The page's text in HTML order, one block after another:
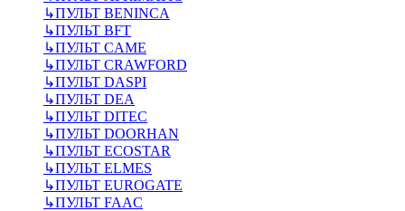
↳ПУЛЬТ BENINCA
↳ПУЛЬТ BFT
↳ПУЛЬТ CAME
↳ПУЛЬТ CRAWFORD
↳ПУЛЬТ DASPI
↳ПУЛЬТ DEA
↳ПУЛЬТ DITEC
↳ПУЛЬТ DOORHAN
↳ПУЛЬТ ECOSTAR
↳ПУЛЬТ ELMES
↳ПУЛЬТ EUROGATE
↳ПУЛЬТ FAAC